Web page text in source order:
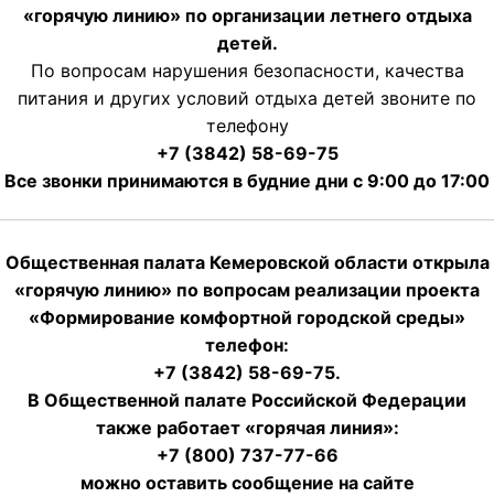
«горячую линию» по организации летнего отдыха
детей.
По вопросам нарушения безопасности, качества
питания и других условий отдыха детей звоните по
телефону
+7 (3842) 58-69-75
Все звонки принимаются в будние дни с 9:00 до 17:00
Общественная палата Кемеровской области открыла
«горячую линию» по вопросам реализации проекта
«Формирование комфортной городской среды»
телефон:
+7 (3842) 58-69-75.
В Общественной палате Российской Федерации
также работает «горячая линия»:
+7 (800) 737-77-66
можно оставить сообщение на сайте